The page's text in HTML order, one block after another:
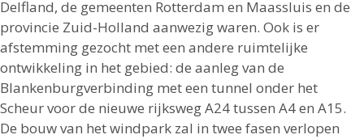
Delfland, de gemeenten Rotterdam en Maassluis en de
provincie Zuid-Holland aanwezig waren. Ook is er
afstemming gezocht met een andere ruimtelijke
ontwikkeling in het gebied: de aanleg van de
Blankenburgverbinding met een tunnel onder het
Scheur voor de nieuwe rijksweg A24 tussen A4 en A15.
De bouw van het windpark zal in twee fasen verlopen